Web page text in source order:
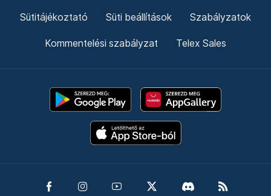
Sütitájékoztató Süti beállítások Szabályzatok
Kommentelési szabályzat Telex Sales